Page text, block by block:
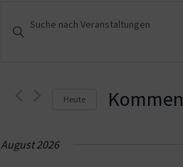
Veranstaltungen
Suche
Ansichten,
Navigation
Schlüsselwort
Heute
August 2026